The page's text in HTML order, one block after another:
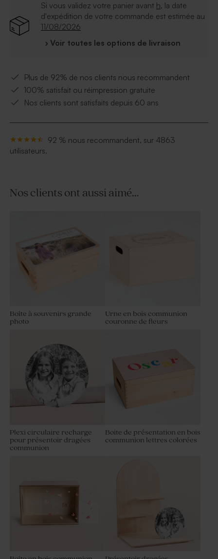
Si vous validez votre panier avant h, la date
d'expédition de votre commande est estimée au
11/08/2026
› Voir toutes les options de livraison
Plus de 92% de nos clients nous recommandent
100% satisfait ou réimpression gratuite
Nos clients sont satisfaits depuis 60 ans
92 % nous recommandent, sur 4863
utilisateurs.
Nos clients ont aussi aimé...
Boîte à souvenirs grande
photo
Urne en bois communion
couronne de fleurs
Plexi circulaire recharge
pour présentoir dragées
communion
Boite de présentation en bois
communion lettres colorées